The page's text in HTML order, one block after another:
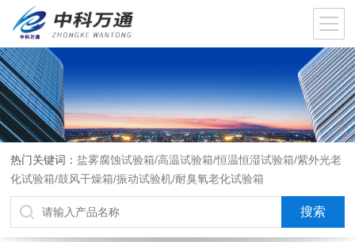
热门关键词：盐雾腐蚀试验箱/高温试验箱/恒温恒湿试验箱/紫外光老
化试验箱/鼓风干燥箱/振动试验机/耐臭氧老化试验箱